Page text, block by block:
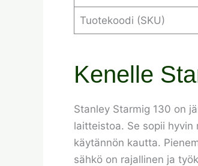
Tuotekoodi (SKU)
Kenelle
Stanley Starmig 130 on
laitteistoa. Se sopii
käytännön kautta.
sähkö on rajallinen ja